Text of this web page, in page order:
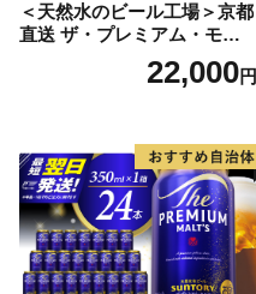
＜天然水のビール工場＞京都
直送 ザ・プレミアム・モル
ツ 350ml×24本 プレモル [149
22,000円